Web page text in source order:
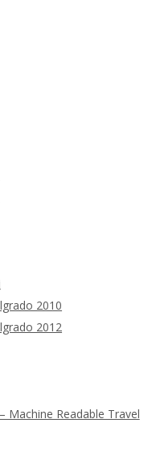
2010
2012
Machine Readable Travel